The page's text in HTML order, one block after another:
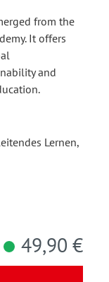
from the
It offers
and
Lernen,
49,90 €